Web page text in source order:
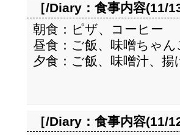
［/Diary： 食事内容(11/
朝食：ピザ、コーヒー
昼食：ご飯、味噌ちゃん
夕食：ご飯、味噌汁、揚
［/Diary： 食事内容(11/